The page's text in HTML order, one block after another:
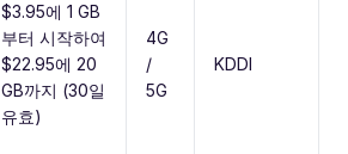
$3.95에 1 GB
부터 시작하여
$22.95에 20
GB까지 (30일
유효)
4G
/
5G
KDDI